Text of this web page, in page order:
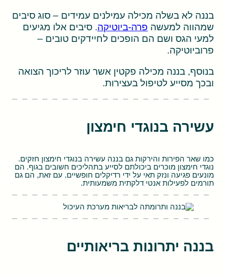
בננה לא בשלה מכילה עמילנים עמידים – סוג סיבים
שמהווה למעשה פרה-ביוטיקה. סיבים אלו מגיעים
למעי הגס ושם הם הופכים לחיידקים טובים –
פרוביוטיקה.
בנוסף, בננה מכילה פקטין אשר עוזר לריכוך הצואה
ובכך מסייע לטיפול בעצירות.
עשירה בנוגדי חימצון
כמו שאר הפירות והירקות גם בננה עשירה בנוגדי חימצון חזקים.
נוגדי חימצון מוכרים ביכולתם לסייע בתהליכים חשובים בגוף. הם
מונעים פגיעה ונזק תאי על ידי רדיקלים חופשיים. עם זאת, הם גם
תורמים לפעילות אנטי דלקתית משמעותית.
בננה יתרונות בריאותיים